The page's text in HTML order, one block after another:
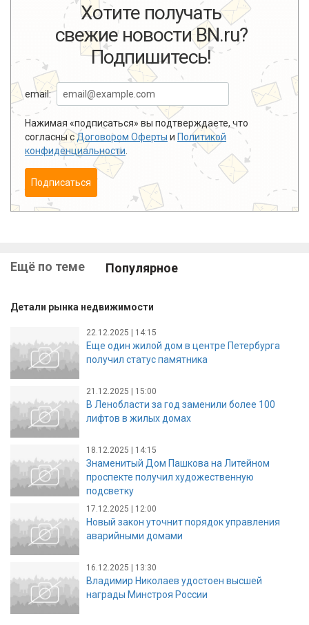
Хотите получать
свежие новости BN.ru?
Подпишитесь!
email:
Нажимая «подписаться» вы подтверждаете, что
согласны сДоговором Оферты и Политикой
конфиденциальности
Подписаться
Ещё по теме Популярное
Детали рынка недвижимости
22.12.2025 | 14:15
Еще один жилой дом в центре Петербурга
получил статус памятника
21.12.2025 | 15:00
В Ленобласти за год заменили более 100
лифтов в жилых домах
18.12.2025 | 14:15
Знаменитый Дом Пашкова на Литейном
проспекте получил художественную
подсветку
17.12.2025 | 12:00
Новый закон уточнит порядок управления
аварийными домами
16.12.2025 | 13:30
Владимир Николаев удостоен высшей
награды Минстроя России